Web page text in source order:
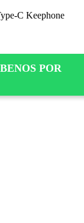
C Keephone
POR